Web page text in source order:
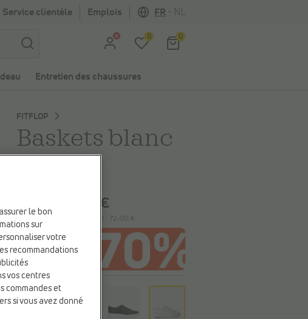
Service clientèle Emplois FR
0 0
Entretien des chaussures
FITFLOP
Baskets blanc
72,00 €
72,00 €
Couleur
Blanc
le bon
sur
votre
recommandations
vos centres
commandes et
si vous avez donné